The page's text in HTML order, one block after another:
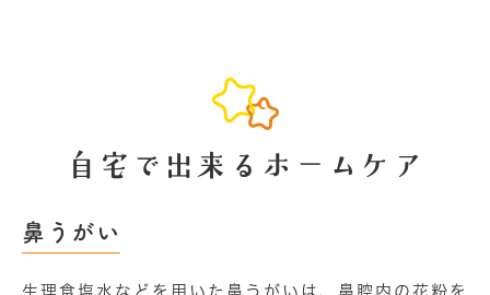
⾃宅で出来るホームケア
⿐うがい
⽣理食塩⽔などを用いた⿐うがいは、⿐腔内の花粉を